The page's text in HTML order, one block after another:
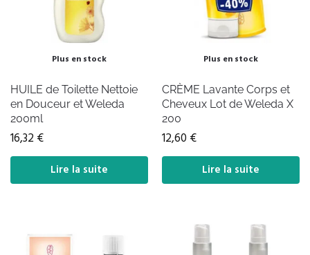
Plus en stock
HUILE de Toilette Nettoie
en Douceur et Weleda
200ml
16,32 €
Lire la suite
Plus en stock
CRÈME Lavante Corps et
Cheveux Lot de Weleda X
200
12,60 €
Lire la suite